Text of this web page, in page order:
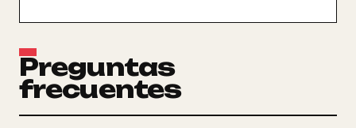
Preguntas
frecuentes